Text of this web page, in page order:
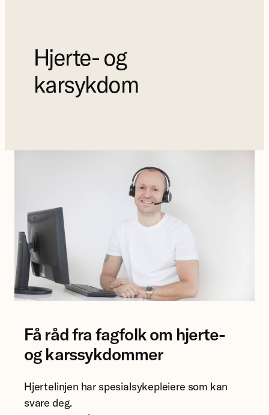
Hjerte- og
karsykdom
Få råd fra fagfolk om hjerte-
og karssykdommer
Hjertelinjen har spesialsykepleiere som kan
svare deg.